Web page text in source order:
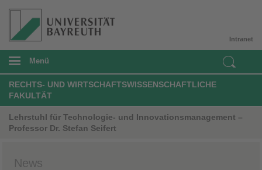
Intranet
Menü
RECHTS- UND WIRTSCHAFTSWISSENSCHAFTLICHE
FAKULTÄT
Lehrstuhl für Technologie- und Innovationsmanagement –
Professor Dr. Stefan Seifert
News